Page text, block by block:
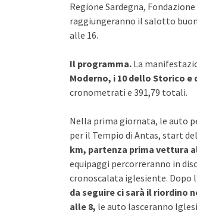
Regione Sardegna,
raggiungeranno il salotto
alle 16.
Il programma. La
Moderno, i 10 dello Storico
cronometrati e 391,79 totali.
Nella prima giornata, le auto
per il Tempio di Antas, start
km, partenza prima vettura
equipaggi percorreranno in
cronoscalata iglesiente. Dopo
da seguire ci sarà il riordino
alle 8, le auto lasceranno